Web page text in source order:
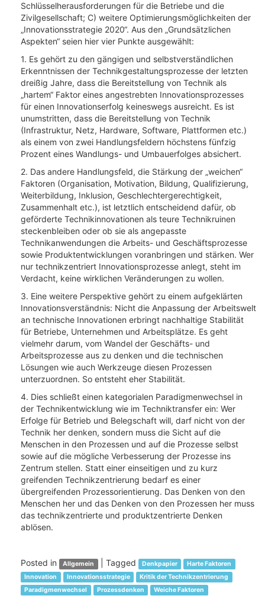
Schlüsselherausforderungen für die Betriebe und die
Zivilgesellschaft; C) weitere Optimierungsmöglichkeiten der
„Innovationsstrategie 2020“. Aus den „Grundsätzlichen
Aspekten“ seien hier vier Punkte ausgewählt:
1. Es gehört zu den gängigen und selbstverständlichen
Erkenntnissen der Technikgestaltungsprozesse der letzten
dreißig Jahre, dass die Bereitstellung von Technik als
„hartem“ Faktor eines angestrebten Innovationsprozesses
für einen Innovationserfolg keineswegs ausreicht. Es ist
unumstritten, dass die Bereitstellung von Technik
(Infrastruktur, Netz, Hardware, Software, Plattformen etc.)
als einem von zwei Handlungsfeldern höchstens fünfzig
Prozent eines Wandlungs- und Umbauerfolges absichert.
2. Das andere Handlungsfeld, die Stärkung der „weichen“
Faktoren (Organisation, Motivation, Bildung, Qualifizierung,
Weiterbildung, Inklusion, Geschlechtergerechtigkeit,
Zusammenhalt etc.), ist letztlich entscheidend dafür, ob
geförderte Technikinnovationen als teure Technikruinen
steckenbleiben oder ob sie als angepasste
Technikanwendungen die Arbeits- und Geschäftsprozesse
sowie Produktentwicklungen voranbringen und stärken. Wer
nur technikzentriert Innovationsprozesse anlegt, steht im
Verdacht, keine wirklichen Veränderungen zu wollen.
3. Eine weitere Perspektive gehört zu einem aufgeklärten
Innovationsverständnis: Nicht die Anpassung der Arbeitswelt
an technische Innovationen erbringt nachhaltige Stabilität
für Betriebe, Unternehmen und Arbeitsplätze. Es geht
vielmehr darum, vom Wandel der Geschäfts- und
Arbeitsprozesse aus zu denken und die technischen
Lösungen wie auch Werkzeuge diesen Prozessen
unterzuordnen. So entsteht eher Stabilität.
4. Dies schließt einen kategorialen Paradigmenwechsel in
der Technikentwicklung wie im Techniktransfer ein: Wer
Erfolge für Betrieb und Belegschaft will, darf nicht von der
Technik her denken, sondern muss die Sicht auf die
Menschen in den Prozessen und auf die Prozesse selbst
sowie auf die mögliche Verbesserung der Prozesse ins
Zentrum stellen. Statt einer einseitigen und zu kurz
greifenden Technikzentrierung bedarf es einer
übergreifenden Prozessorientierung. Das Denken von den
Menschen her und das Denken von den Prozessen her muss
das technikzentrierte und produktzentrierte Denken
ablösen.
Posted in Allgemein Tagged Denkpapier
Harte Faktoren
Innovation
Innovationsstrategie
Kritik der Technikzentrierung
Paradigmenwechsel
Prozessdenken Weiche Faktoren